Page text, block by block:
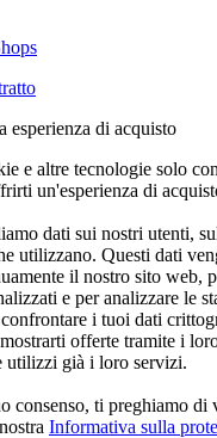
esperienza di acquisto
e altre tecnologie solo
un'esperienza di
dati sui nostri utenti,
utilizzano. Questi dati
il nostro sito web,
e per analizzare le
i tuoi dati
offerte tramite i
utilizzi già i loro servizi.
consenso, ti preghiamo di
Informativa sulla